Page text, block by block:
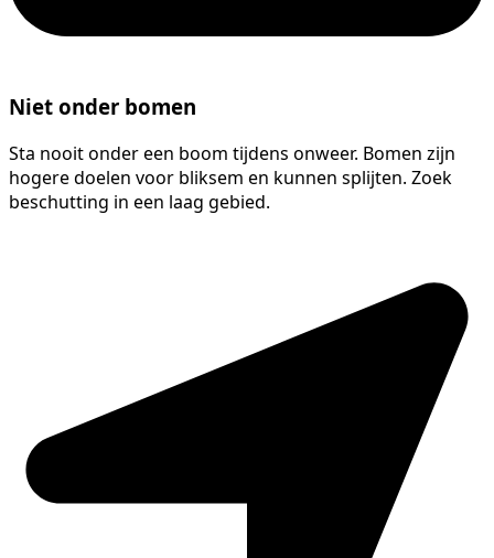
Niet onder bomen
Sta nooit onder een boom tijdens onweer. Bomen zijn
hogere doelen voor bliksem en kunnen splijten. Zoek
beschutting in een laag gebied.